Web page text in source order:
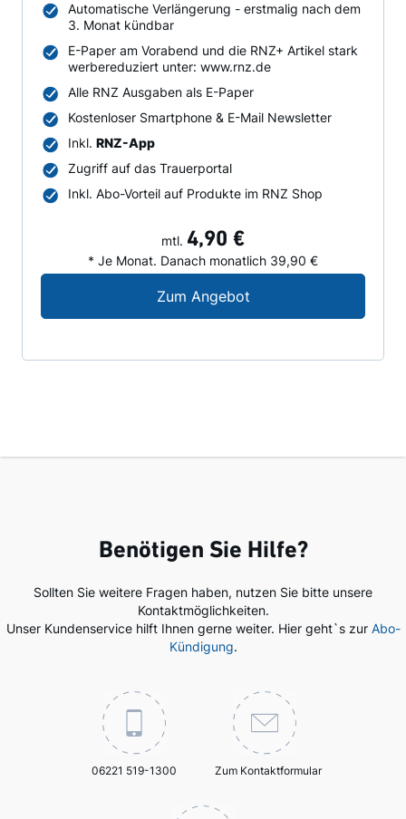
Automatische Verlängerung - erstmalig nach dem
3. Monat kündbar
E-Paper am Vorabend und die RNZ+ Artikel stark
werbereduziert unter: www.rnz.de
Alle RNZ Ausgaben als E-Paper
Kostenloser Smartphone & E-Mail Newsletter
Inkl. RNZ-App
Zugriff auf das Trauerportal
Inkl. Abo-Vorteil auf Produkte im RNZ Shop
mtl. 4,90 €
* Je Monat. Danach monatlich 39,90 €
Zum AngebotDigital-Angebot für
Benötigen Sie Hilfe?
Sollten Sie weitere Fragen haben, nutzen Sie bitte unsere
Kontaktmöglichkeiten.
Unser Kundenservice hilft Ihnen gerne weiter. Hier geht`s zur Abo-
Kündigung.
06221 519-1300 Zum Kontaktformular